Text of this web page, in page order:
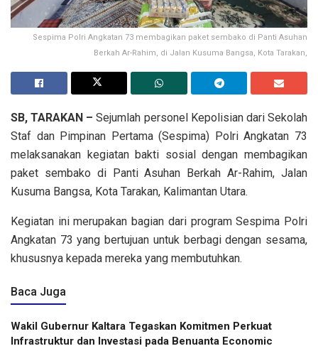
Sespima Polri Angkatan 73 membagikan paket sembako di Panti Asuhan
Berkah Ar-Rahim, di Jalan Kusuma Bangsa, Kota Tarakan,
SB, TARAKAN – Sejumlah personel Kepolisian dari Sekolah
Staf dan Pimpinan Pertama (Sespima) Polri Angkatan 73
melaksanakan kegiatan bakti sosial dengan membagikan
paket sembako di Panti Asuhan Berkah Ar-Rahim, Jalan
Kusuma Bangsa, Kota Tarakan, Kalimantan Utara.
Kegiatan ini merupakan bagian dari program Sespima Polri
Angkatan 73 yang bertujuan untuk berbagi dengan sesama,
khususnya kepada mereka yang membutuhkan.
Baca Juga
Wakil Gubernur Kaltara Tegaskan Komitmen Perkuat
Infrastruktur dan Investasi pada Benuanta Economic